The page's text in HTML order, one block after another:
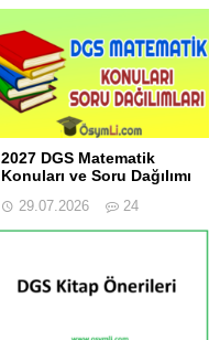
2027 DGS Matematik
Konuları ve Soru Dağılımı
29.07.2026 24